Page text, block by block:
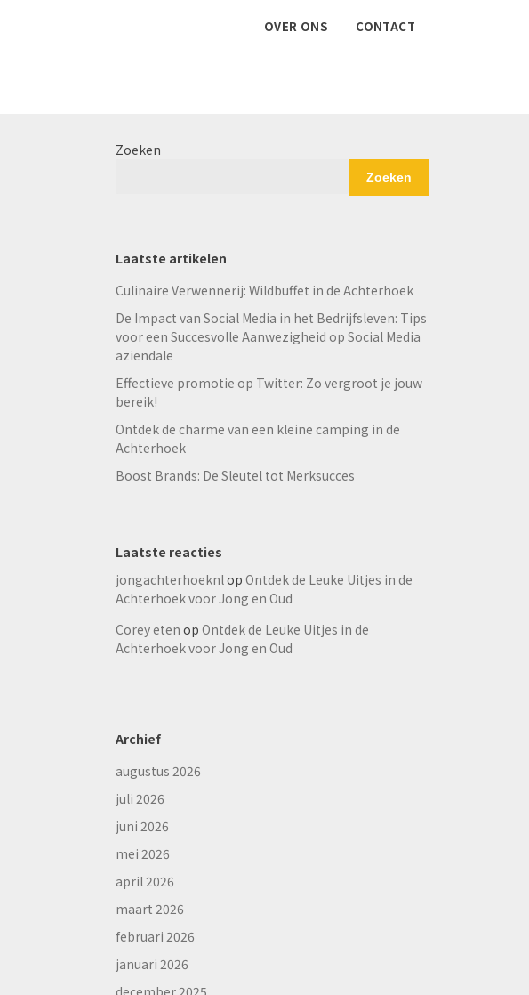
OVER ONS CONTACT
Zoeken
Zoeken
Laatste artikelen
Culinaire Verwennerij: Wildbuffet in de Achterhoek
De Impact van Social Media in het Bedrijfsleven: Tips
voor een Succesvolle Aanwezigheid op Social Media
aziendale
Effectieve promotie op Twitter: Zo vergroot je jouw
bereik!
Ontdek de charme van een kleine camping in de
Achterhoek
Boost Brands: De Sleutel tot Merksucces
Laatste reacties
jongachterhoeknlop Ontdek de Leuke Uitjes in de
Achterhoek voor Jong en Oud
Corey eten op Ontdek de Leuke Uitjes in de
Achterhoek voor Jong en Oud
Archief
augustus 2026
juli 2026
juni 2026
mei 2026
april 2026
maart 2026
februari 2026
januari 2026
december 2025